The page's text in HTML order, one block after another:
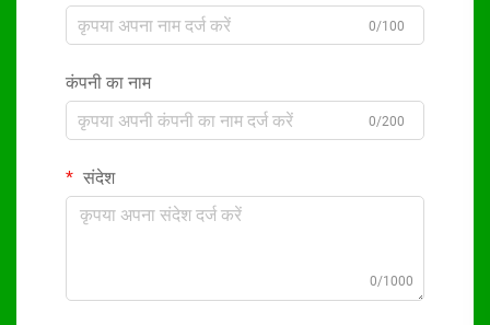
0/100
कंपनी का नाम
0/200
संदेश
0/1000